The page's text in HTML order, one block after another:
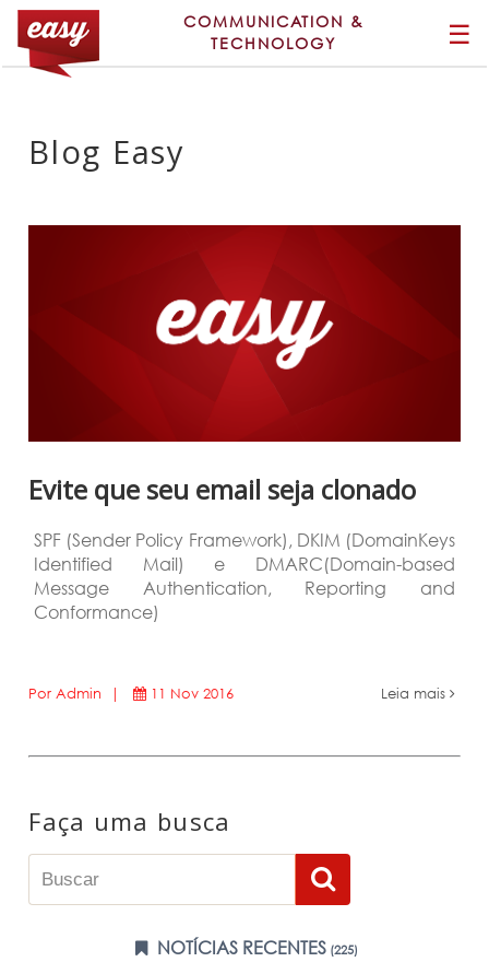
COMMUNICATION &
TECHNOLOGY
☰
Blog Easy
Evite que seu email seja clonado
SPF (Sender Policy Framework), DKIM (DomainKeys
Identified Mail) e DMARC(Domain-based
Message Authentication, Reporting and
Conformance)
Por Admin | 11 Nov 2016 Leia mais
Faça uma busca
NOTÍCIAS RECENTES(225)